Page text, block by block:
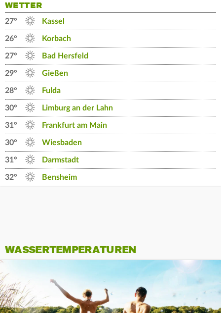
WETTER
27° Kassel
26° Korbach
27° Bad Hersfeld
29° Gießen
28° Fulda
30° Limburg an der Lahn
31° Frankfurt am Main
30° Wiesbaden
31° Darmstadt
32° Bensheim
WASSERTEMPERATUREN